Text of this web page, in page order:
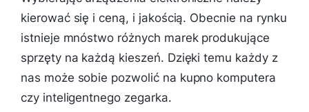
kierować się i ceną, i jakością. Obecnie na rynku
istnieje mnóstwo różnych marek produkujące
sprzęty na każdą kieszeń. Dzięki temu każdy z
nas może sobie pozwolić na kupno komputera
czy inteligentnego zegarka.